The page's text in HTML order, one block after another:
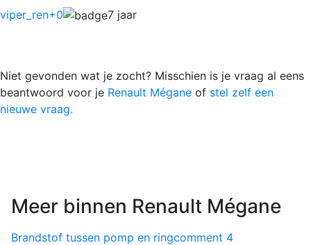
viper_ren+0 7 jaar
Niet gevonden wat je zocht? Misschien is je vraag al eens
beantwoord voor je Renault Mégane of stel zelf een
nieuwe vraag.
Meer binnen Renault Mégane
Brandstof tussen pomp en ringcomment 4